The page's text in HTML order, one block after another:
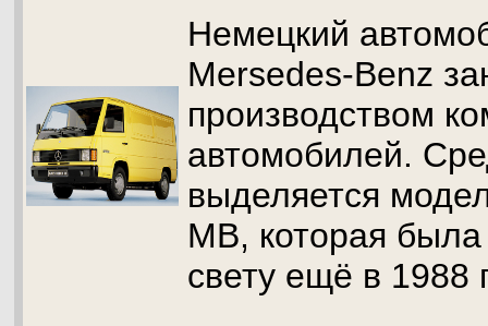
Немецкий
Mersedes-Benz
производством
автомобилей.
выделяется
МВ, которая была
свету ещё в 1988